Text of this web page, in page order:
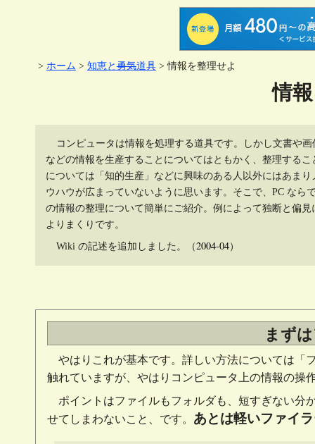
> ホーム > 知恵と勇気道具 > 情報を整理せよ
情
コンピュータは情報を処理する道具です。しかし文書や画
などの情報を生産することについてはともかく、整理するこ
については「知的生産」などに興味のある人以外にはあまり
ウハウが広まっていないように思います。そこで、PC なら
の情報の整理について簡単にご紹介。例によって独断と偏見
よりまくりです。
Wiki の記述を追加しました。（2004-04）
まず
やはりこれが基本です。詳しい方法については「
触れていますが、やはりコンピュータ上の情報の操
ポイントはファイルもフォルダも、短すぎない分
せてしまわないこと、です。 あとは軽いファイ